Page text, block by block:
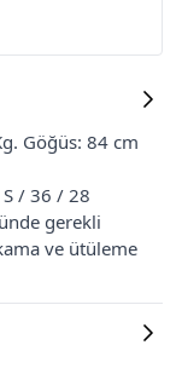
Göğüs: 84 cm
/ 36 / 28
gerekli
ve ütüleme